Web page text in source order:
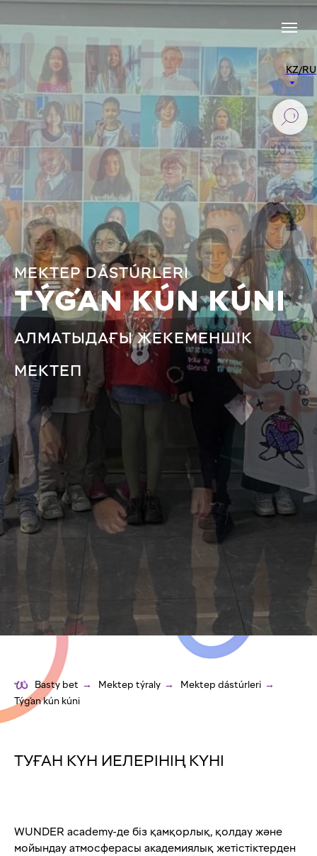
KZ/RU
MEKTEP DÁSTÚRLERI
TÝǴAN KÚN KÚNI
АЛМАТЫДАҒЫ ЖЕКЕМЕНШІК
МЕКТЕП
Basty bet → Mektep týraly → Mektep dástúrleri →
Týǵan kún kúni
ТУҒАН КҮН ИЕЛЕРІНІҢ КҮНІ
WUNDER academy-де біз қамқорлық, қолдау және
мойындау атмосферасы академиялық жетістіктерден